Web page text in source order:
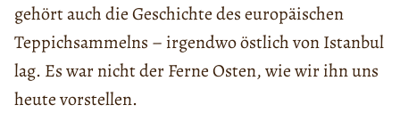
gehört auch die Geschichte des europäischen
Teppichsammelns – irgendwo östlich von Istanbul
lag. Es war nicht der Ferne Osten, wie wir ihn uns
heute vorstellen.